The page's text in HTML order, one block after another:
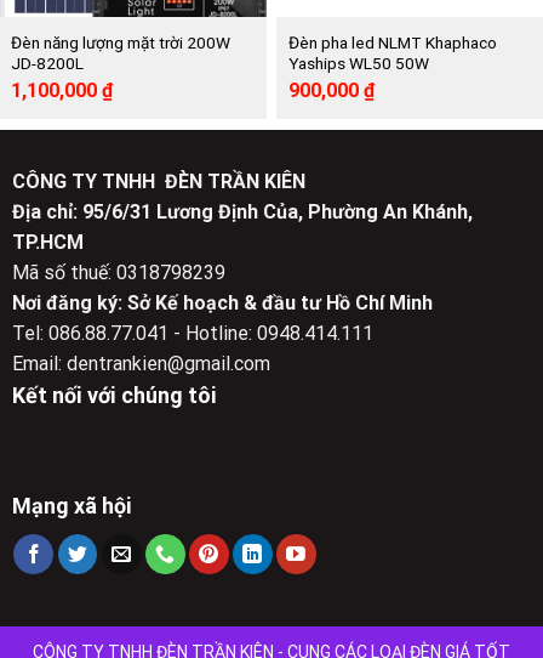
Đèn năng lượng mặt trời 200W
JD-8200L
Giá
là:
1,100,000 ₫Giá
tại
1,100,000 ₫.
Đèn pha led NLMT Khaphaco
Yaships WL50 50W
Giá
là:
900,000 ₫Giá
tại
CÔNG TY TNHH ĐÈN TRẦN KIÊN
Địa chỉ: 95/6/31 Lương Định Của, Phường An Khánh,
TP.HCM
Mã số thuế: 0318798239
Nơi đăng ký: Sở Kế hoạch & đầu tư Hồ Chí Minh
Tel: 086.88.77.041 - Hotline: 0948.414.111
Email: dentrankien@gmail.com
Kết nối với chúng tôi
Mạng xã hội
CÔNG TY TNHH ĐÈN TRẦN KIÊN - CUNG CÁC LOẠI ĐÈN GIÁ TỐT